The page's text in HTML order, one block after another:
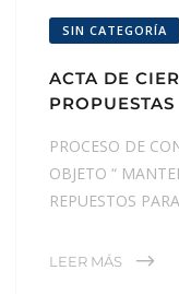
SIN CATEGORÍA
ACTA DE
PROPUESTAS
PROCESO DE
OBJETO “
REPUESTOS
LEER MÁS